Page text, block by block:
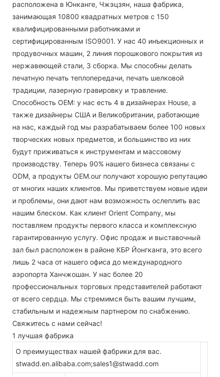
расположена в Юнканге, Чжэцзян, наша фабрика,
занимающая 10800 квадратных метров с 150
квалифицированными работниками и
сертифицированным ISO9001. У нас 40 инъекционных и
продувочных машин, 2 линия порошкового покрытия из
нержавеющей стали, 3 сборка. Мы способны делать
печатную печать теплопередачи, печать шелковой
традиции, лазерную гравировку и травление.
Способность OEM: у нас есть 4 в дизайнерах House, а
также дизайнеры США и Великобритании, работающие
на нас, каждый год мы разрабатываем более 100 новых
творческих новых предметов, и большинство из них
будут приживаться к инструментам и массовому
производству. Теперь 90% нашего бизнеса связаны с
ODM, а продукты OEM.our получают хорошую репутацию
от многих наших клиентов. Мы приветствуем новые идеи
и проблемы, они дают нам возможность ослеплить вас
нашим блеском. Как клиент Orient Company, мы
поставляем продукты первого класса и комплексную
гарантированную услугу. Офис продаж и выставочный
зал был расположен в районе КБР Йонгканга, это всего
лишь 2 часа от нашего офиса до международного
аэропорта Ханчжошан. У нас более 20
профессиональных торговых представителей работают
от всего сердца. Мы стремимся быть вашим лучшим,
стабильным и надежным партнером по снабжению.
Свяжитесь с нами сейчас!
1 лучшая фабрика
О преимуществах нашей фабрики для вас.
stwadd.en.alibaba.com;sales1@stwadd.com